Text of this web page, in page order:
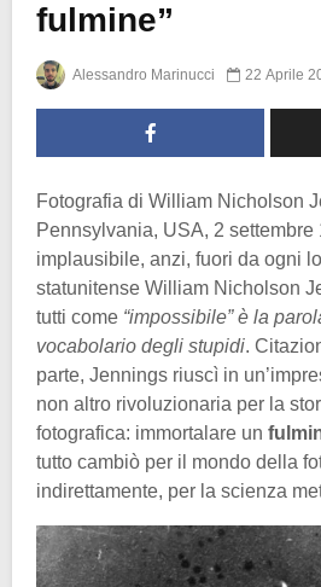
fulmine”
Alessandro Marinucci 22 Aprile
Fotografia di William Nicholson
Pennsylvania, USA, 2 settembre
implausibile, anzi, fuori da ogni
statunitense William Nicholson
tutti come “impossibile” è la
vocabolario degli stupidi.
parte, Jennings riuscì in
non altro rivoluzionaria per la
fotografica: immortalare un
tutto cambiò per il mondo della
indirettamente, per la scienza